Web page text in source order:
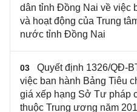
dân tỉnh Đồng Nai về việc
và hoạt động của Trung
nước tỉnh Đồng Nai
03
Quyết định 1326/QĐ-
việc ban hành Bảng Tiêu
giá xếp hạng Sở Tư pháp
thuộc Trung ương năm